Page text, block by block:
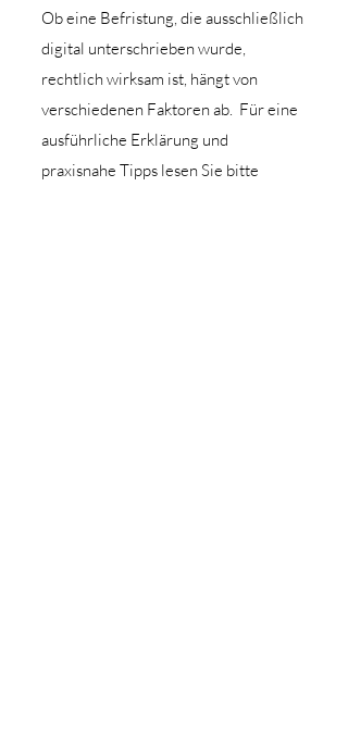
Ob eine Befristung, die ausschließlich
digital unterschrieben wurde,
rechtlich wirksam ist, hängt von
verschiedenen Faktoren ab. Für eine
ausführliche Erklärung und
praxisnahe Tipps lesen Sie bitte